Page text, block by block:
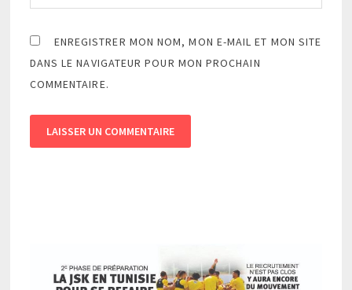
ENREGISTRER MON NOM, MON E-MAIL ET MON SITE
DANS LE NAVIGATEUR POUR MON PROCHAIN
COMMENTAIRE.